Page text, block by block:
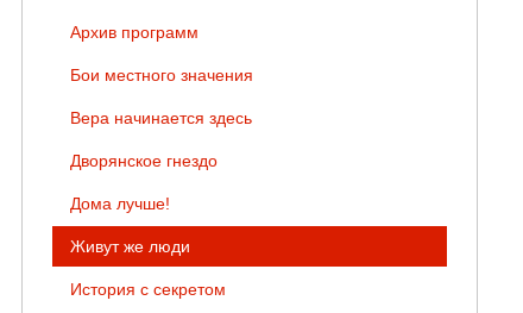
Архив программ
Бои местного значения
Вера начинается здесь
Дворянское гнездо
Дома лучше!
Живут же люди
История с секретом